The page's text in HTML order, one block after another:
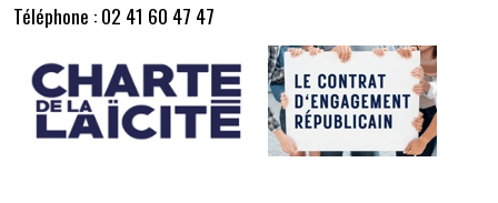
Téléphone : 02 41 60 47 47